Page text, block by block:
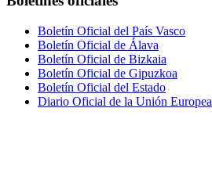
Boletín Oficial del País Vasco
Boletín Oficial de Álava
Boletín Oficial de Bizkaia
Boletín Oficial de Gipuzkoa
Boletín Oficial del Estado
Diario Oficial de la Unión Europea